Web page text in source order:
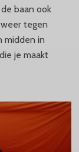
baan ook
tegen
midden in
je maakt